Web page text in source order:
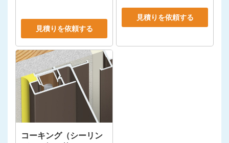
見積りを依頼する
見積りを依頼する
コーキング（シーリン